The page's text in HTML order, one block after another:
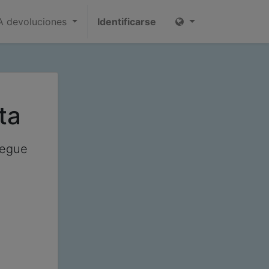
devoluciones Identificarse